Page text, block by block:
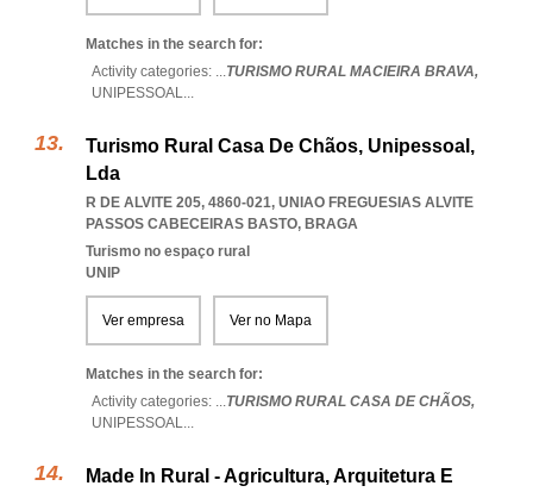
Matches in the search for:
Activity categories: ...TURISMO RURAL MACIEIRA BRAVA,
UNIPESSOAL...
Turismo Rural Casa De Chãos, Unipessoal,
Lda
R DE ALVITE 205, 4860-021, UNIAO FREGUESIAS ALVITE
PASSOS CABECEIRAS BASTO, BRAGA
Turismo no espaço rural
UNIP
Ver empresa Ver no Mapa
Matches in the search for:
Activity categories: ...TURISMO RURAL CASA DE CHÃOS,
UNIPESSOAL...
Made In Rural - Agricultura, Arquitetura E